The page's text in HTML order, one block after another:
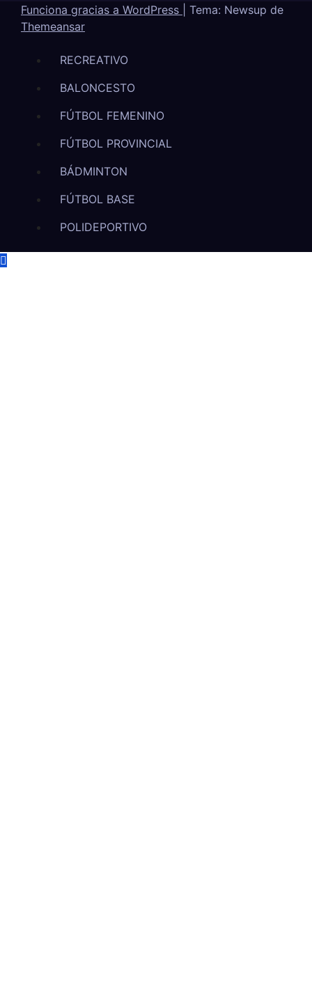
Funciona gracias a WordPress
Tema: Newsup de
Themeansar
RECREATIVO
BALONCESTO
FÚTBOL FEMENINO
FÚTBOL PROVINCIAL
BÁDMINTON
FÚTBOL BASE
POLIDEPORTIVO